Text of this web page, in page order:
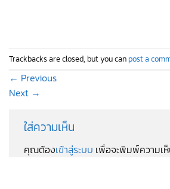
Trackbacks are closed, but you can post a
← Previous
Next →
ใส่ความเห็น
คุณต้องเข้าสู่ระบบ เพื่อจะพิมพ์ความเ